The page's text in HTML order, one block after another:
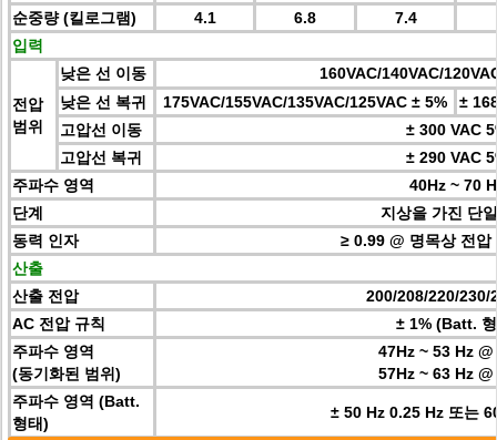
순중량 (킬로그램)
4.1 6.8
7.4
입력
전압
범위
낮은 선 이동
160VAC/140VAC/
낮은 선 복귀
175VAC/155VAC/135VAC/125VAC ± 5%
±
고압선 이동
± 300 VAC
고압선 복귀
± 290 VAC
주파수 영역
40Hz ~ 70
단계
지상을 가진 단
동력 인자
≥ 0.99 @ 명목상 전압
산출
산출 전압
200/208/220/230/
AC 전압 규칙
± 1% (Batt.
주파수 영역
(동기화된 범위)
47Hz ~ 53 Hz
57Hz ~ 63 Hz
주파수 영역 (Batt.
형태)
± 50 Hz 0.25 Hz 또는